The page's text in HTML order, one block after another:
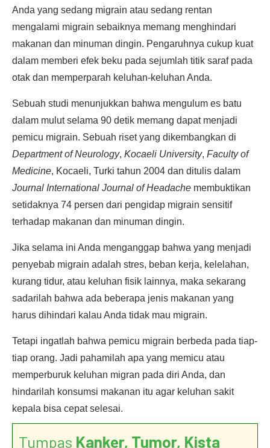
Anda yang sedang migrain atau sedang rentan
mengalami migrain sebaiknya memang menghindari
makanan dan minuman dingin. Pengaruhnya cukup kuat
dalam memberi efek beku pada sejumlah titik saraf pada
otak dan memperparah keluhan-keluhan Anda.
Sebuah studi menunjukkan bahwa mengulum es batu
dalam mulut selama 90 detik memang dapat menjadi
pemicu migrain. Sebuah riset yang dikembangkan di
Department of Neurology, Kocaeli University, Faculty of
Medicine, Kocaeli, Turki tahun 2004 dan ditulis dalam
Journal International Journal of Headache membuktikan
setidaknya 74 persen dari pengidap migrain sensitif
terhadap makanan dan minuman dingin.
Jika selama ini Anda menganggap bahwa yang menjadi
penyebab migrain adalah stres, beban kerja, kelelahan,
kurang tidur, atau keluhan fisik lainnya, maka sekarang
sadarilah bahwa ada beberapa jenis makanan yang
harus dihindari kalau Anda tidak mau migrain.
Tetapi ingatlah bahwa pemicu migrain berbeda pada tiap-
tiap orang. Jadi pahamilah apa yang memicu atau
memperburuk keluhan migran pada diri Anda, dan
hindarilah konsumsi makanan itu agar keluhan sakit
kepala bisa cepat selesai.
Tumpas Kanker, Tumor, Kista